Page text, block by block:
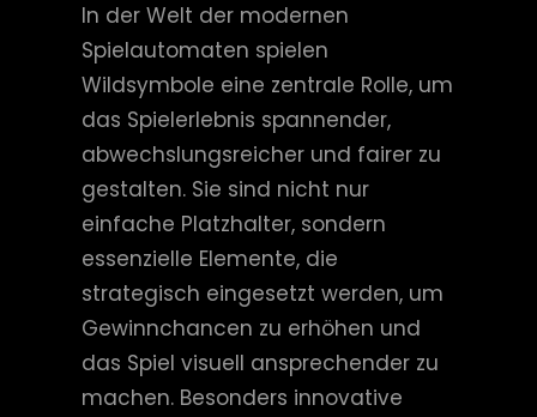
In der Welt der modernen
Spielautomaten spielen
Wildsymbole eine zentrale Rolle, um
das Spielerlebnis spannender,
abwechslungsreicher und fairer zu
gestalten. Sie sind nicht nur
einfache Platzhalter, sondern
essenzielle Elemente, die
strategisch eingesetzt werden, um
Gewinnchancen zu erhöhen und
das Spiel visuell ansprechender zu
machen. Besonders innovative